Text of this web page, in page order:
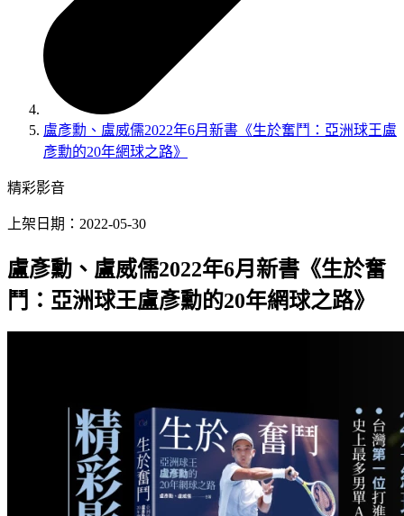
盧彥勳、盧威儒2022年6月新書《生於奮鬥：亞洲球王盧
彥勳的20年網球之路》
精彩影音
上架日期：2022-05-30
盧彥勳、盧威儒2022年6月新書《生於奮
鬥：亞洲球王盧彥勳的20年網球之路》